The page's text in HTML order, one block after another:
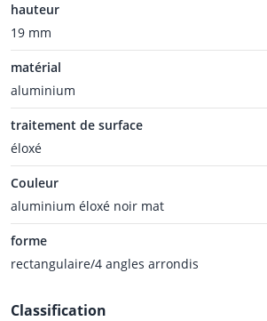
hauteur
19 mm
matérial
aluminium
traitement de surface
éloxé
Couleur
aluminium éloxé noir mat
forme
rectangulaire/4 angles arrondis
Classification